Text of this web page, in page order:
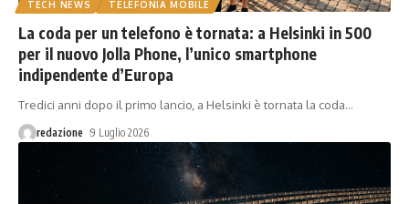
TECH NEWS TELEFONIA MOBILE
La coda per un telefono è tornata: a Helsinki in 500
per il nuovo Jolla Phone, l’unico smartphone
indipendente d’Europa
Tredici anni dopo il primo lancio, a Helsinki è tornata la coda…
redazione 9 Luglio 2026